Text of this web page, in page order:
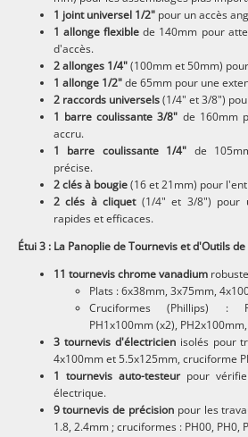
1 joint universel 1/2"pour un accès
1 allonge flexible de 140mm pour
d'accès.
2 allonges 1/4"(100mm et 50mm)
1 allonge 1/2"de 65mm pour une
2 raccords universels(1/4" et 3/8")
1 barre coulissante 3/8" de 160mm
accru.
1 barre coulissante 1/4" de
précise.
2 clés à bougie(16 et 21mm) pour
2 clés à cliquet(1/4" et 3/8") pour
rapides et efficaces.
Étui 3 : La Panoplie de Tournevis et d'Outils
11 tournevis chrome vanadium
Plats : 6x38mm, 3x75mm,
Cruciformes (Phillips) :
PH1x100mm (x2),
3 tournevis d'électricienisolés pour
4x100mm et 5.5x125mm, cruciforme
1 tournevis auto-testeurpour
électrique.
9 tournevis de précision pour les
1.8, 2.4mm ; cruciformes : PH00, PH0,